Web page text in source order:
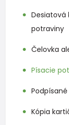
Desiatová
potraviny
Čelovka
Písacie
Kópia